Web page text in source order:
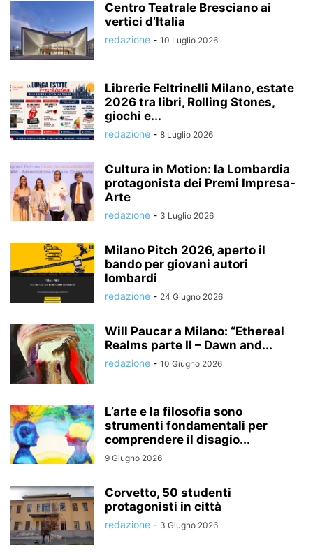
Centro Teatrale Bresciano ai
vertici d’Italia
redazione - 10 Luglio 2026
Librerie Feltrinelli Milano, estate
2026 tra libri, Rolling Stones,
giochi e...
redazione - 8 Luglio 2026
Cultura in Motion: la Lombardia
protagonista dei Premi Impresa-
Arte
redazione - 3 Luglio 2026
Milano Pitch 2026, aperto il
bando per giovani autori
lombardi
redazione - 24 Giugno 2026
Will Paucar a Milano: “Ethereal
Realms parte II – Dawn and...
redazione - 10 Giugno 2026
L’arte e la filosofia sono
strumenti fondamentali per
comprendere il disagio...
9 Giugno 2026
Corvetto, 50 studenti
protagonisti in città
redazione - 3 Giugno 2026